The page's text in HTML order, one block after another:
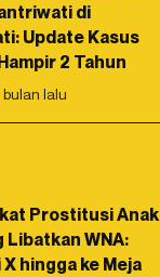
di
Update Kasus
2 Tahun
bulan lalu
Prostitusi Anak
Libatkan WNA:
hingga ke Meja